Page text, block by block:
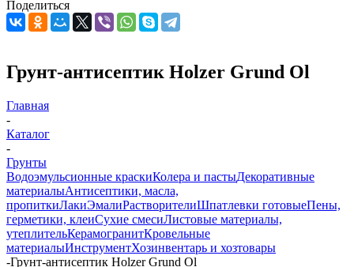
Поделиться
Грунт-антисептик Holzer Grund Ol
Главная
-
Каталог
-
Грунты
Водоэмульсионные краскиКолера и пастыДекоративные
материалыАнтисептики, масла,
пропиткиЛакиЭмалиРастворителиШпатлевки готовыеПены,
герметики, клеиСухие смесиЛистовые материалы,
утеплительКерамогранитКровельные
материалыИнструментХозинвентарь и хозтовары
-Грунт-антисептик Holzer Grund Ol